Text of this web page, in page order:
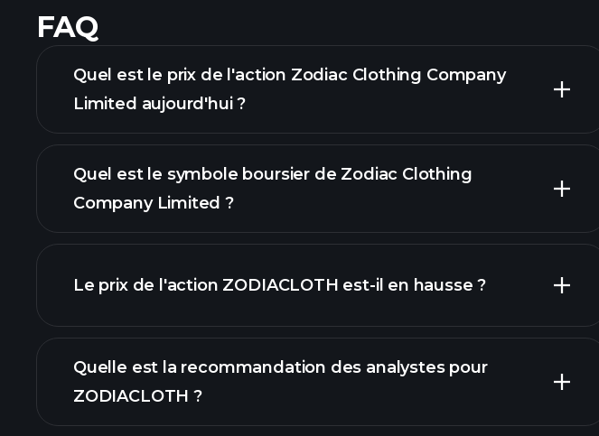
FAQ
Quel est le prix de l'action Zodiac Clothing Company
Limited aujourd'hui ?
Quel est le symbole boursier de Zodiac Clothing
Company Limited ?
Le prix de l'action ZODIACLOTH est-il en hausse ?
Quelle est la recommandation des analystes pour
ZODIACLOTH ?